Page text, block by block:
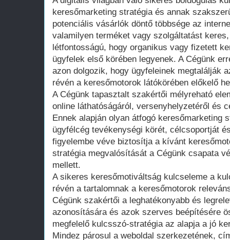
keresőmarketing stratégia és annak
potenciális vásárlók döntő többsége az
valamilyen terméket vagy szolgáltatást
létfontosságú, hogy organikus vagy fizetett
ügyfelek első körében legyenek. A Cégünk
azon dolgozik, hogy ügyfeleinek megtalálják
révén a keresőmotorok látókörében előkelő
A Cégünk tapasztalt szakértői mélyreható
online láthatóságáról, versenyhelyzetéről és
Ennek alapján olyan átfogó keresőmarketing
ügyfélcég tevékenységi körét, célcsoportját
figyelembe véve biztosítja a kívánt
stratégia megvalósítását a Cégünk csapata
mellett.
A sikeres keresőmotiváltság kulcseleme a
révén a tartalomnak a keresőmotorok
Cégünk szakértői a leghatékonyabb és
azonosítására és azok szerves beépítésére
megfelelő kulcsszó-stratégia az alapja a jó
Mindez párosul a weboldal szerkezetének,